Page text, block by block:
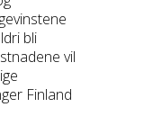
bli
vil
Finland